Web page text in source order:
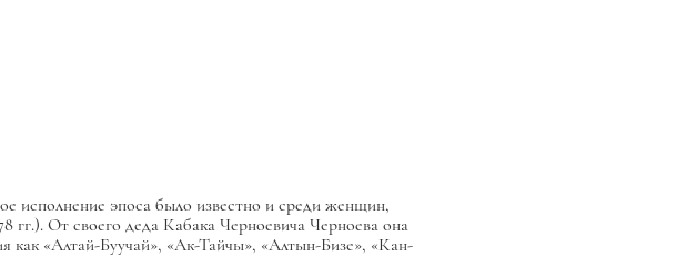
исполнение эпоса было известно и среди женщин,
гг.). От своего деда Кабака Черноевича Черноева она
как «Алтай-Буучай», «Ак-Тайчы», «Алтын-Бизе», «Кан-